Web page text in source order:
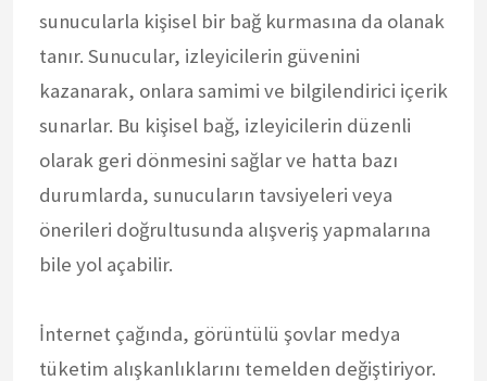
sunucularla kişisel bir bağ kurmasına da olanak
tanır. Sunucular, izleyicilerin güvenini
kazanarak, onlara samimi ve bilgilendirici içerik
sunarlar. Bu kişisel bağ, izleyicilerin düzenli
olarak geri dönmesini sağlar ve hatta bazı
durumlarda, sunucuların tavsiyeleri veya
önerileri doğrultusunda alışveriş yapmalarına
bile yol açabilir.
İnternet çağında, görüntülü şovlar medya
tüketim alışkanlıklarını temelden değiştiriyor.